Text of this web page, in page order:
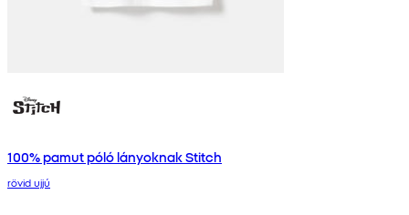
100% pamut póló lányoknak Stitch
rövid ujjú